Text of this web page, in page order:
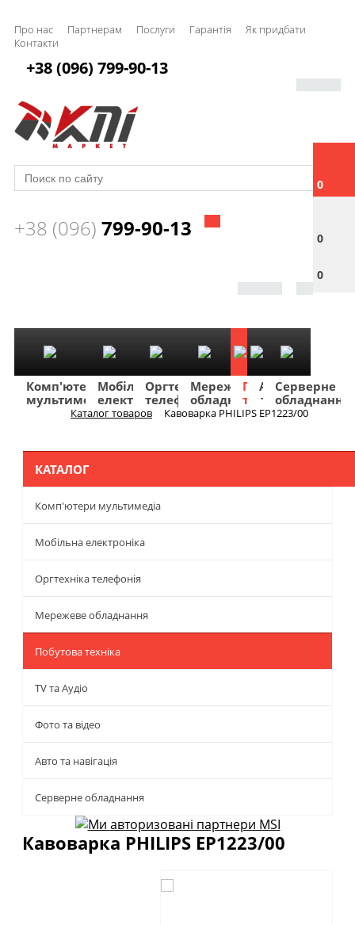
Про нас Партнерам Послуги Гарантія
Як придбати
Контакти
0
0
0
+38 (096) 799-90-13
+38 (096) 799-90-13
Комп'ютери
мультимедіа
Мобільна
електроніка
Оргтехніка
телефонія
Мережеве
обладнання
Побутова
техніка
TV
та
Аудіо
Фото
та
відео
Авто
та
навігація
Серверне
обладнання
Каталог товаров Кавоварка PHILIPS EP1223/00
КАТАЛОГ
Комп'ютери мультимедіа
Мобільна електроніка
Оргтехніка телефонія
Мережеве обладнання
Побутова техніка
TV та Аудіо
Фото та відео
Авто та навігація
Серверне обладнання
Кавоварка PHILIPS EP1223/00